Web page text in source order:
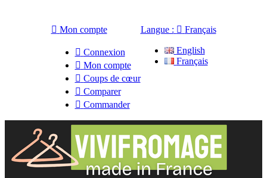
 Mon compte
 Connexion
 Mon compte
 Coups de cœur
 Comparer
 Commander
Langue :  Français
English
Français